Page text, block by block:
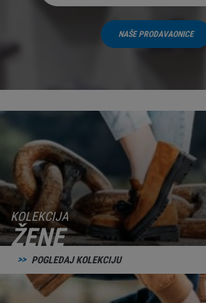
NAŠE PRODAVAONICE
KOLEKCIJA
ŽENE
POGLEDAJ KOLEKCIJU